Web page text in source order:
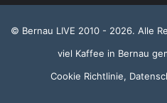
© Bernau LIVE 2010 - 2026. Alle
viel Kaffee in Bernau
Cookie Richtlinie,